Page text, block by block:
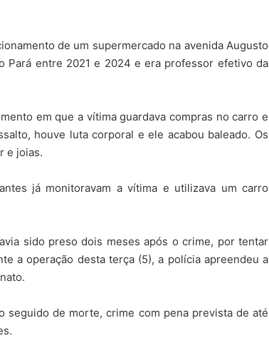
de um supermercado na avenida Augusto
Pará entre 2021 e 2024 e era professor efetivo da
em que a vítima guardava compras no carro e
houve luta corporal e ele acabou baleado. Os
e joias.
já monitoravam a vítima e utilizava um carro
sido preso dois meses após o crime, por tentar
a operação desta terça (5), a polícia apreendeu a
seguido de morte, crime com pena prevista de até